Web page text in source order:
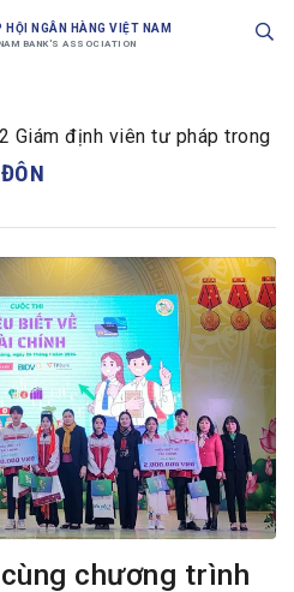
HỘI NGÂN HÀNG VIỆT NAM
BANK'S ASSOCIATION
Giám định viên tư pháp trong
chương trình